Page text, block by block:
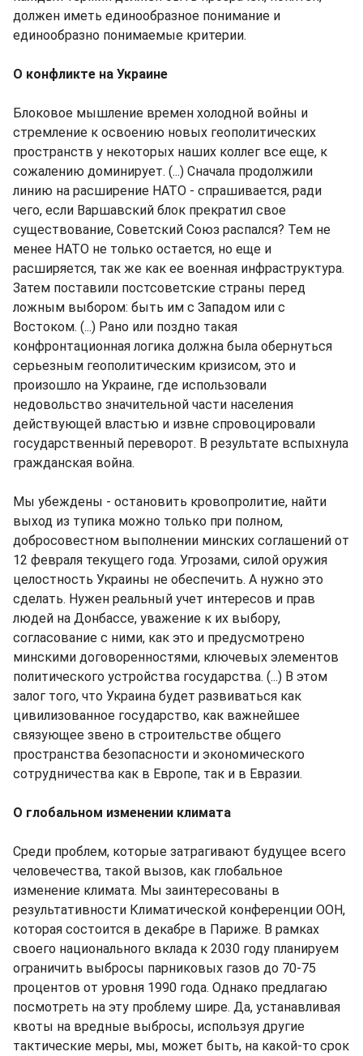
должен иметь единообразное понимание и
единообразно понимаемые критерии.
О конфликте на Украине
Блоковое мышление времен холодной войны и
стремление к освоению новых геополитических
пространств у некоторых наших коллег все еще, к
сожалению доминирует. (...) Сначала продолжили
линию на расширение НАТО - спрашивается, ради
чего, если Варшавский блок прекратил свое
существование, Советский Союз распался? Тем не
менее НАТО не только остается, но еще и
расширяется, так же как ее военная инфраструктура.
Затем поставили постсоветские страны перед
ложным выбором: быть им с Западом или с
Востоком. (...) Рано или поздно такая
конфронтационная логика должна была обернуться
серьезным геополитическим кризисом, это и
произошло на Украине, где использовали
недовольство значительной части населения
действующей властью и извне спровоцировали
государственный переворот. В результате вспыхнула
гражданская война.
Мы убеждены - остановить кровопролитие, найти
выход из тупика можно только при полном,
добросовестном выполнении минских соглашений от
12 февраля текущего года. Угрозами, силой оружия
целостность Украины не обеспечить. А нужно это
сделать. Нужен реальный учет интересов и прав
людей на Донбассе, уважение к их выбору,
согласование с ними, как это и предусмотрено
минскими договоренностями, ключевых элементов
политического устройства государства. (...) В этом
залог того, что Украина будет развиваться как
цивилизованное государство, как важнейшее
связующее звено в строительстве общего
пространства безопасности и экономического
сотрудничества как в Европе, так и в Евразии.
О глобальном изменении климата
Среди проблем, которые затрагивают будущее всего
человечества, такой вызов, как глобальное
изменение климата. Мы заинтересованы в
результативности Климатической конференции ООН,
которая состоится в декабре в Париже. В рамках
своего национального вклада к 2030 году планируем
ограничить выбросы парниковых газов до 70-75
процентов от уровня 1990 года. Однако предлагаю
посмотреть на эту проблему шире. Да, устанавливая
квоты на вредные выбросы, используя другие
тактические меры, мы, может быть, на какой-то срок